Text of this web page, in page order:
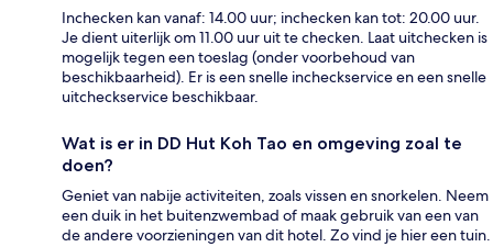
Inchecken kan vanaf: 14.00 uur; inchecken kan tot: 20.00 uur.
Je dient uiterlijk om 11.00 uur uit te checken. Laat uitchecken is
mogelijk tegen een toeslag (onder voorbehoud van
beschikbaarheid). Er is een snelle incheckservice en een snelle
uitcheckservice beschikbaar.
Wat is er in DD Hut Koh Tao en omgeving zoal te
doen?
Geniet van nabije activiteiten, zoals vissen en snorkelen. Neem
een duik in het buitenzwembad of maak gebruik van een van
de andere voorzieningen van dit hotel. Zo vind je hier een tuin.